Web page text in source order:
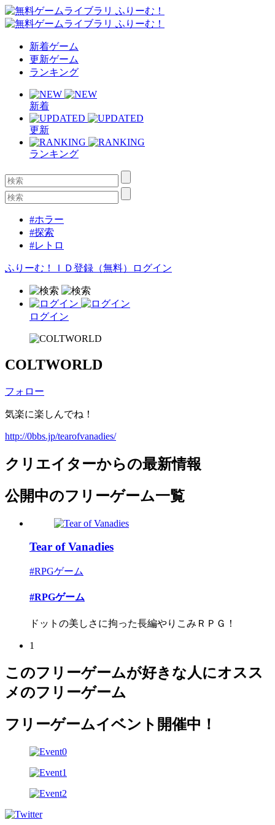
新着ゲーム
更新ゲーム
ランキング
新着
更新
ランキング
#ホラー
#探索
#レトロ
ふりーむ！ＩＤ登録（無料） ログイン
ログイン
COLTWORLD
フォロー
気楽に楽しんでね！
http://0bbs.jp/tearofvanadies/
クリエイターからの最新情報
公開中のフリーゲーム一覧
Tear of Vanadies
#RPGゲーム
#RPGゲーム
ドットの美しさに拘った長編やりこみＲＰＧ！
1
このフリーゲームが好きな人にオスス
メのフリーゲーム
フリーゲームイベント開催中！